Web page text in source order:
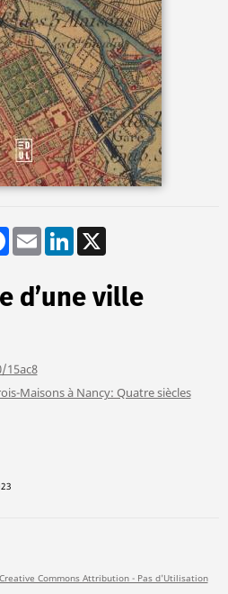
Facebook
Email LinkedIn
d’une ville
Maisons à Nancy: Quatre siècles
Creative Commons Attribution - Pas d'Utilisation